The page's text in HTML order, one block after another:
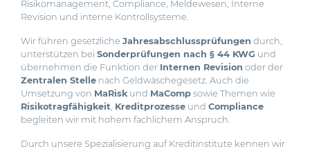
Risikomanagement, Compliance, Meldewesen, Interne
Revision und interne Kontrollsysteme.
Wir führen gesetzliche Jahresabschlussprüfungen durch,
unterstützen bei Sonderprüfungen nach § 44 KWG und
übernehmen die Funktion der Internen Revision oder der
Zentralen Stelle nach Geldwäschegesetz. Auch die
Umsetzung von MaRisk und MaComp sowie Themen wie
Risikotragfähigkeit, Kreditprozesse und Compliance
begleiten wir mit hohem fachlichem Anspruch.
Durch unsere Spezialisierung auf Kreditinstitute kennen wir